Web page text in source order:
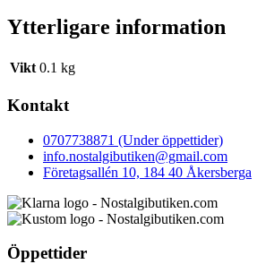
Ytterligare information
Vikt 0.1 kg
Kontakt
0707738871 (Under öppettider)
info.nostalgibutiken@gmail.com
Företagsallén 10, 184 40 Åkersberga
Öppettider